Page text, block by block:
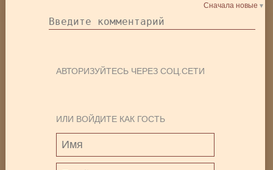
Сначала новые
АВТОРИЗУЙТЕСЬ ЧЕРЕЗ СОЦ.СЕТИ
ИЛИ ВОЙДИТЕ КАК ГОСТЬ